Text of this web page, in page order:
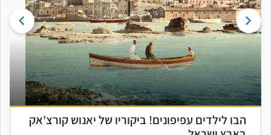
הבו לילדים עפיפונים! ביקוריו של יאנוש קורצ'אק